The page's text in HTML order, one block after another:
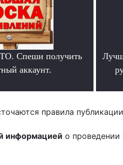
Спеши получить
аккаунт.
правила
информацией о